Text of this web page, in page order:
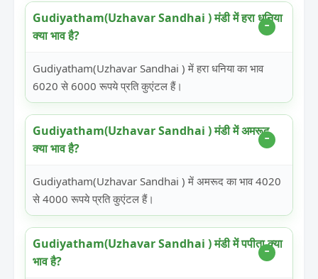
Gudiyatham(Uzhavar Sandhai ) मंडी में हरा धनिया
क्या भाव है?
Gudiyatham(Uzhavar Sandhai ) में हरा धनिया का भाव
6020 से 6000 रूपये प्रति कुएंटल हैं।
Gudiyatham(Uzhavar Sandhai ) मंडी में अमरूद
क्या भाव है?
Gudiyatham(Uzhavar Sandhai ) में अमरूद का भाव 4020
से 4000 रूपये प्रति कुएंटल हैं।
Gudiyatham(Uzhavar Sandhai ) मंडी में पपीता क्या
भाव है?